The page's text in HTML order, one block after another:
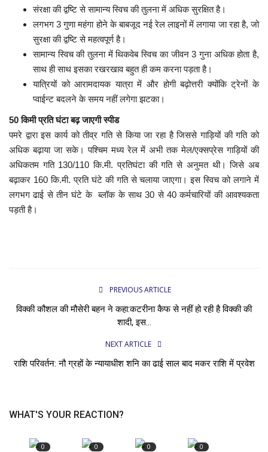
संरक्षा की द्वष्टि से सामान्य स्विच की तुलना में अधिक सुरक्षित है।
लगभग 3 गुणा महंगा होने के बाबजूद नई रेल लाइनों में लगाया जा रहा है, जो
सुरक्षा की द्वष्टि से महत्वपूर्ण है।
सामान्य स्विच की तुलना में थिकवेब स्विच का जीवन 3 गुना अधिक होता है,
साथ ही साथ इसका रखरखाव बहुत ही कम करना पड़ता है।
यात्रियों को आरामदायक यात्रा में और होगी बढ़ोत्तरी क्योंकि ट्रेनों के
प्वाईन्ट बदलने के समय नहीं लगेगा झटका।
50 किमी प्रति घंटा बढ़ जाएगी स्पीड
पमरे द्वारा इस कार्य को तीव्र गति से किया जा रहा है जिससे गाड़ियों की गति को
अधिक बढ़ाया जा सके। पश्चिम मध्य रेल में अभी तक मेल/एक्सप्रेस गाड़ियों की
अधिकतम गति 130/110 कि.मी. प्रतिघंटा की गति से अनुमत थी। जिसे अब
बढ़ाकर 160 कि.मी. प्रति घंटे की गति से चलाया जाएगा। इस स्विच को लगाने में
लगभग ढाई से तीन घंटे के ब्लॉक के साथ 30 से 40 कर्मचारियों की आवश्यकता
पड़ती है।
PREVIOUS ARTICLE
विक्की कौशल की मौसेरी बहन ने कहा:कटरीना कैफ से नहीं हो रही है विक्की की
शादी, इस...
NEXT ARTICLE
राशि परिवर्तन: नौ ग्रहों के न्यायाधीश शनि का ढाई साल बाद मकर राशि में प्रवेश
WHAT'S YOUR REACTION?
0 0 0 0